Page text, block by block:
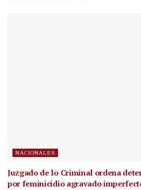
NACIONALES
Juzgado de lo Criminal ordena
por feminicidio agravado